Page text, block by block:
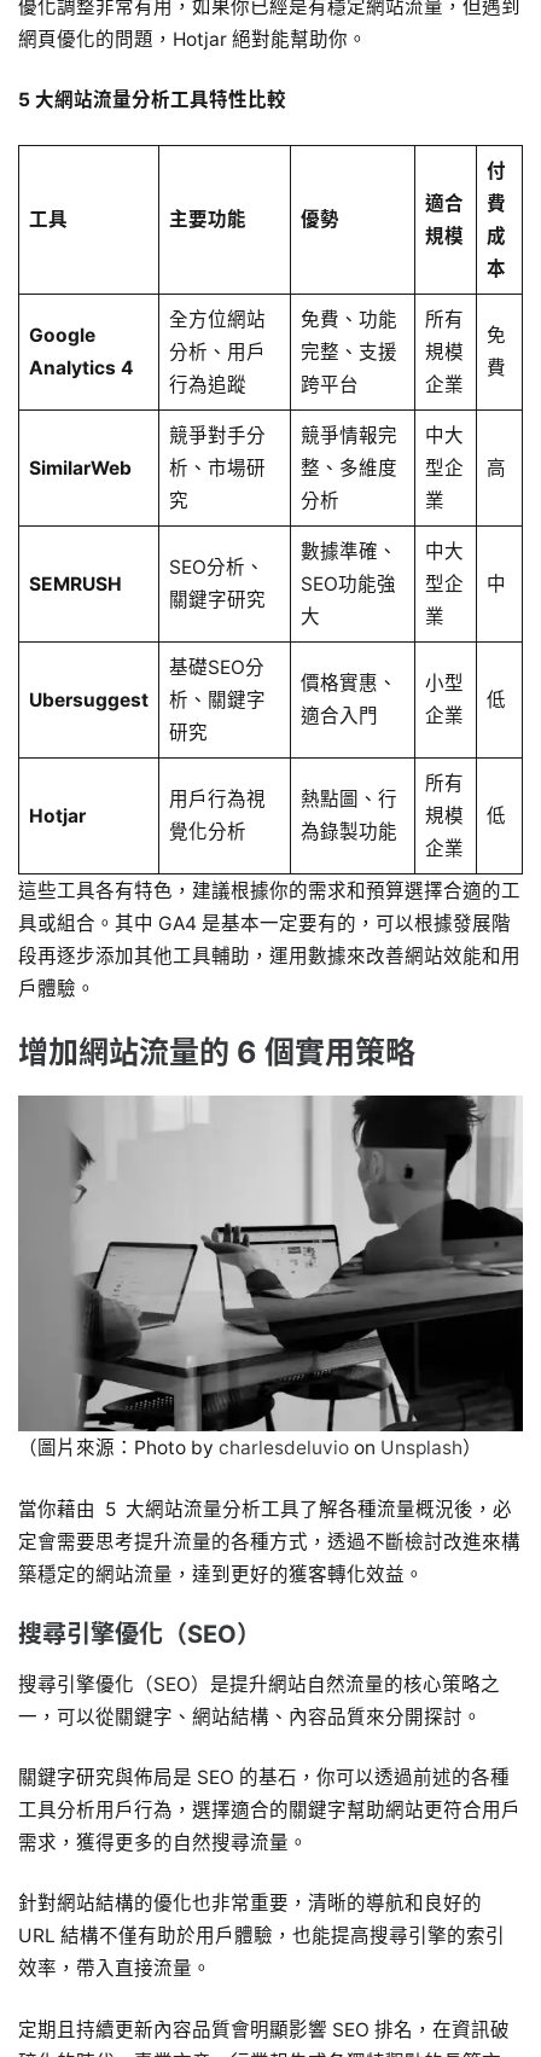
優化調整非常有用，如果你已經是有穩定網站流量，但遇到
網頁優化的問題，Hotjar 絕對能幫助你。
5 大網站流量分析工具特性比較
工具 主要功能 優勢
適合
規模
付
費
成
本
Google
Analytics 4
全方位網站
分析、用戶
行為追蹤
免費、功能
完整、支援
跨平台
所有
規模
企業
免
費
SimilarWeb
競爭對手分
析、市場研
究
競爭情報完
整、多維度
分析
中大
型企
業
高
SEMRUSH
SEO分析、
關鍵字研究
數據準確、
SEO功能強
大
中大
型企
業
中
Ubersuggest
基礎SEO分
析、關鍵字
研究
價格實惠、
適合入門
小型
企業
低
Hotjar
用戶行為視
覺化分析
熱點圖、行
為錄製功能
所有
規模
企業
低
這些工具各有特色，建議根據你的需求和預算選擇合適的工
具或組合。其中 GA4 是基本一定要有的，可以根據發展階
段再逐步添加其他工具輔助，運用數據來改善網站效能和用
戶體驗。
增加網站流量的 6 個實用策略
（圖片來源：Photo by charlesdeluvio on Unsplash）
當你藉由 5 大網站流量分析工具了解各種流量概況後，必
定會需要思考提升流量的各種方式，透過不斷檢討改進來構
築穩定的網站流量，達到更好的獲客轉化效益。
搜尋引擎優化（SEO）
搜尋引擎優化（SEO）是提升網站自然流量的核心策略之
一，可以從關鍵字、網站結構、內容品質來分開探討。
關鍵字研究與佈局是 SEO 的基石，你可以透過前述的各種
工具分析用戶行為，選擇適合的關鍵字幫助網站更符合用戶
需求，獲得更多的自然搜尋流量。
針對網站結構的優化也非常重要，清晰的導航和良好的
URL 結構不僅有助於用戶體驗，也能提高搜尋引擎的索引
效率，帶入直接流量。
定期且持續更新內容品質會明顯影響 SEO 排名，在資訊破